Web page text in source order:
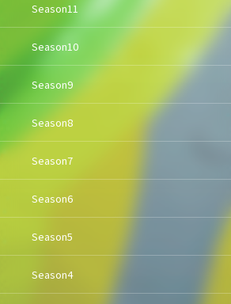
Season11
Season10
Season9
Season8
Season7
Season6
Season5
Season4